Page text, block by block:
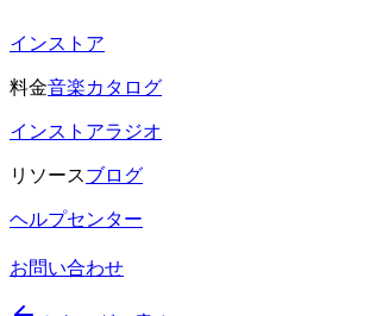
インストア
料金音楽カタログ
インストアラジオ
リソースブログ
ヘルプセンター
お問い合わせ